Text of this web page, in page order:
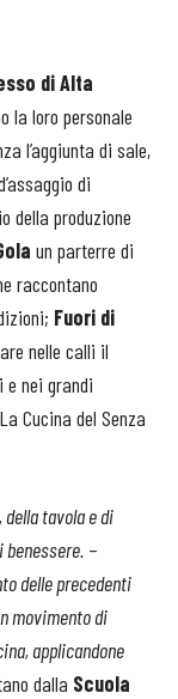
di Alta
la loro personale
l’aggiunta di sale,
di
della produzione
un parterre di
raccontano
Fuori di
nelle calli il
e nei grandi
Cucina del Senza
della tavola e di
–
delle precedenti
movimento di
applicandone
dalla Scuola